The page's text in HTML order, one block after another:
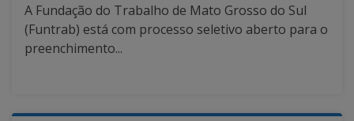
A Fundação do Trabalho de Mato Grosso do Sul
(Funtrab) está com processo seletivo aberto para o
preenchimento...